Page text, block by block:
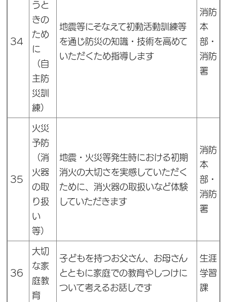
34
うと
きの
ため
に
（自
主防
災訓
練）
地震等にそなえて初動活動訓練等
を通じ防災の知識・技術を高めて
いただくため指導します
消防
本
部・
消防
署
35
火災
予防
（消
火器
の取
り扱
い
等）
地震・火災等発生時における初期
消火の大切さを実感していただく
ために、消火器の取扱いなど体験
していただきます
消防
本
部・
消防
署
36
大切
な家
庭教
育
子どもを持つお父さん、お母さん
とともに家庭での教育やしつけに
ついて考えるお話しです
生涯
学習
課